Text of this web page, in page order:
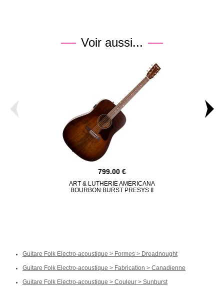
Voir aussi...
799.00
ART & LUTHERIE AMERICANA
BOURBON BURST PRESYS II
Guitare Folk Electro-acoustique > Formes > Dreadnought
Guitare Folk Electro-acoustique > Fabrication > Canadienne
Guitare Folk Electro-acoustique > Couleur > Sunburst